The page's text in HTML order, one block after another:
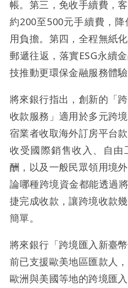
帳。第三，免收手續費，
約200至500元手續費，
用負擔。第四，全程無紙
郵遞往返，落實ESG永續
技推動更環保金融服務體驗
將來銀行指出，創新的「
收款服務」適用於多元跨
宿業者收取海外訂房平台
收受國際銷售收入、自由
酬，以及一般民眾領用境
論哪種跨境資金都能透過
捷完成收款，讓跨境收款
簡單。
將來銀行「跨境匯入新臺
前已支援歐美地區匯款人
歐洲與美國等地的跨境匯